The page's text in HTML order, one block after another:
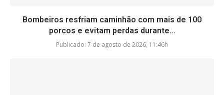
Bombeiros resfriam caminhão com mais de 100
porcos e evitam perdas durante...
Publicado: 7 de agosto de 2026, 11:46h